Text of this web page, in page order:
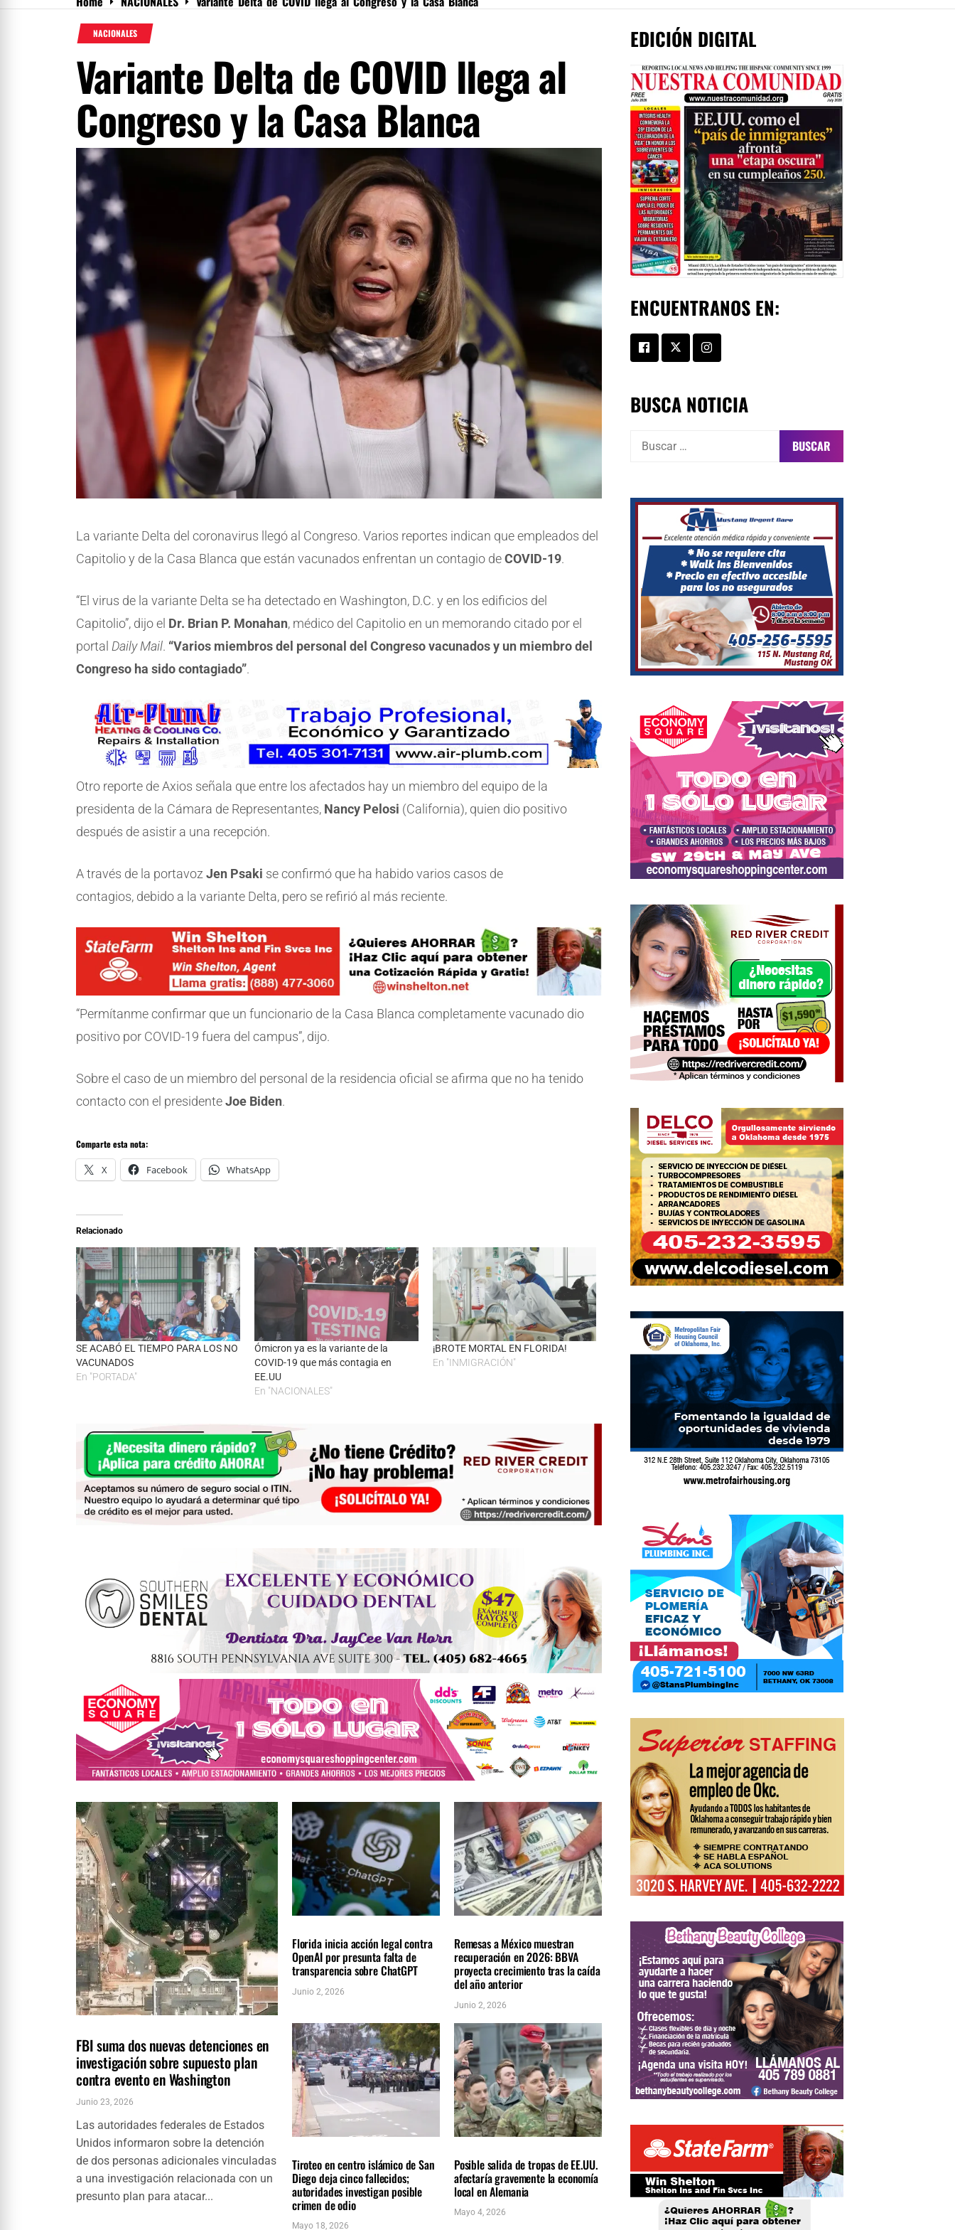
Menu
NACIONALES
Variante Delta de COVID llega al
Congreso y la Casa Blanca
La variante Delta del coronavirus llegó al Congreso. Varios reportes indican que empleados del
Capitolio y de la Casa Blanca que están vacunados enfrentan un contagio deCOVID-19.
“El virus de la variante Delta se ha detectado en Washington, D.C. y en los edificios del
Capitolio”, dijo el Dr. Brian P. Monahan, médico del Capitolio en un memorando citado por el
portal Daily Mail. “Varios miembros del personal del Congreso vacunados y un miembro del
Congreso ha sido contagiado”.
Otro reporte de Axios señala que entre los afectados hay un miembro del equipo de la
presidenta de la Cámara de Representantes, Nancy Pelosi (California), quien dio positivo
después de asistir a una recepción.
A través de la portavoz Jen Psaki se confirmó que ha habido varios casos de
contagios, debido a la variante Delta, pero se refirió al más reciente.
“Permítanme confirmar que un funcionario de la Casa Blanca completamente vacunado dio
positivo por COVID-19 fuera del campus”, dijo.
Sobre el caso de un miembro del personal de la residencia oficial se afirma que no ha tenido
contacto con el presidenteJoe Biden.
Comparte esta nota:
X Facebook WhatsApp
Relacionado
SE ACABÓ EL TIEMPO PARA LOS NO
VACUNADOS
En "PORTADA"
Ómicron ya es la variante de la
COVID-19 que más contagia en
EE.UU
En "NACIONALES"
¡BROTE MORTAL EN FLORIDA!
En "INMIGRACIÓN"
FBI suma dos nuevas detenciones en
investigación sobre supuesto plan
contra evento en Washington
Junio 23, 2026
Las autoridades federales de Estados
Unidos informaron sobre la detención
de dos personas adicionales vinculadas
a una investigación relacionada con un
presunto plan para atacar...
Florida inicia acción legal contra
OpenAI por presunta falta de
transparencia sobre ChatGPT
Junio 2, 2026
Remesas a México muestran
recuperación en 2026: BBVA
proyecta crecimiento tras la caída
del año anterior
Junio 2, 2026
Tiroteo en centro islámico de San
Diego deja cinco fallecidos;
autoridades investigan posible
crimen de odio
Mayo 18, 2026
Posible salida de tropas de EE.UU.
afectaría gravemente la economía
local en Alemania
Mayo 4, 2026
EDICIÓN DIGITAL
ENCUENTRANOS EN:
BUSCA NOTICIA
Buscar: